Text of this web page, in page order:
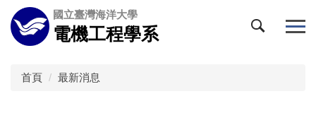
跳
到
主
國立臺灣海洋大學
電機工程學系
首頁 最新消息